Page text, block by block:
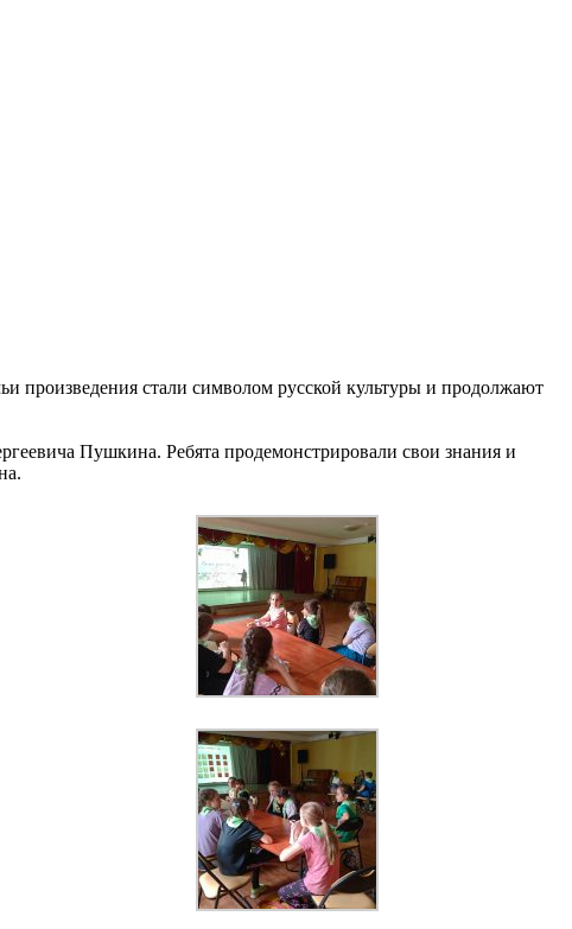
произведения стали символом русской культуры и продолжают
Пушкина. Ребята продемонстрировали свои знания и